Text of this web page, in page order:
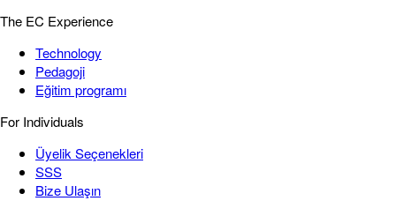
The EC Experience
Technology
Pedagoji
Eğitim programı
For Individuals
Üyelik Seçenekleri
SSS
Bize Ulaşın